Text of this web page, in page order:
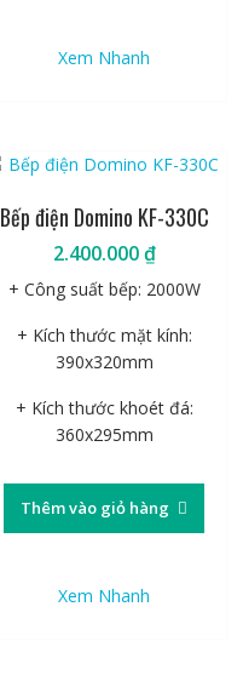
Xem Nhanh
Bếp điện Domino KF-330C
2.400.000₫
+ Công suất bếp: 2000W
+ Kích thước mặt kính:
390x320mm
+ Kích thước khoét đá:
360x295mm
Thêm vào giỏ hàng
Xem Nhanh